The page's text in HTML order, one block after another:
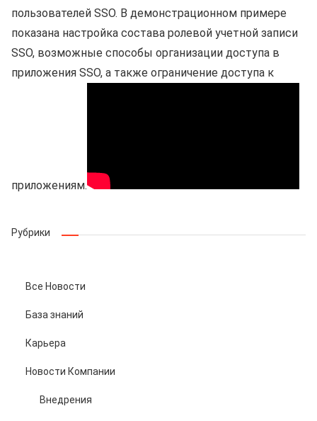
пользователей SSO. В демонстрационном примере
показана настройка состава ролевой учетной записи
SSO, возможные способы организации доступа в
приложения SSO, а также ограничение доступа к
приложениям.
Рубрики
Все Новости
База знаний
Карьера
Новости Компании
Внедрения